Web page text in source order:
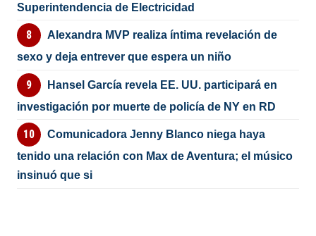
Superintendencia de Electricidad
Alexandra MVP realiza íntima revelación de
sexo y deja entrever que espera un niño
Hansel García revela EE. UU. participará en
investigación por muerte de policía de NY en RD
Comunicadora Jenny Blanco niega haya
tenido una relación con Max de Aventura; el músico
insinuó que si